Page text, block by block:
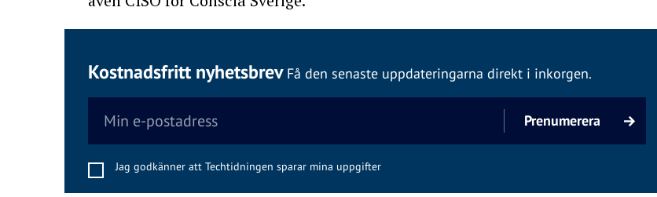
Kostnadsfritt nyhetsbrevFå den senaste uppdateringarna direkt i inkorgen.
Jag godkänner att Techtidningen sparar mina uppgifter